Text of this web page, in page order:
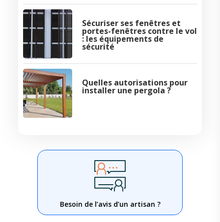
Sécuriser ses fenêtres et
portes-fenêtres contre le vol
: les équipements de
sécurité
Quelles autorisations pour
installer une pergola ?
Besoin de l’avis d’un artisan ?